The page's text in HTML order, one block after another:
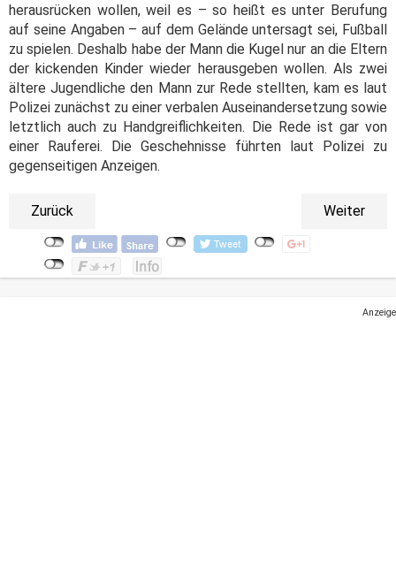
herausrücken wollen, weil es – so heißt es unter Berufung
auf seine Angaben – auf dem Gelände untersagt sei, Fußball
zu spielen. Deshalb habe der Mann die Kugel nur an die Eltern
der kickenden Kinder wieder herausgeben wollen. Als zwei
ältere Jugendliche den Mann zur Rede stellten, kam es laut
Polizei zunächst zu einer verbalen Auseinandersetzung sowie
letztlich auch zu Handgreiflichkeiten. Die Rede ist gar von
einer Rauferei. Die Geschehnisse führten laut Polizei zu
gegenseitigen Anzeigen.
Zurück Weiter
Anzeige